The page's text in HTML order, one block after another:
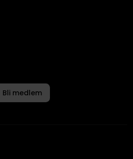
Bli medlem